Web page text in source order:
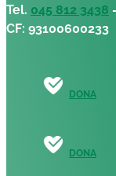
Tel. 045 812 3438
CF: 93100600233
DONA
DONA